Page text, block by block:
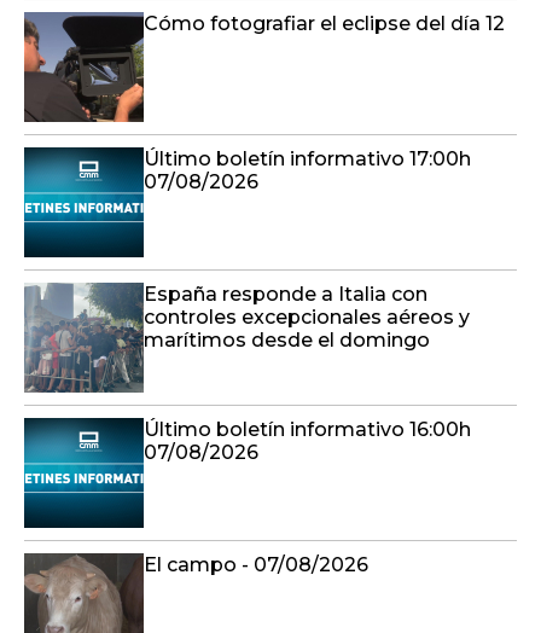
Cómo fotografiar el eclipse del día 12
Último boletín informativo 17:00h
07/08/2026
España responde a Italia con
controles excepcionales aéreos y
marítimos desde el domingo
Último boletín informativo 16:00h
07/08/2026
El campo - 07/08/2026